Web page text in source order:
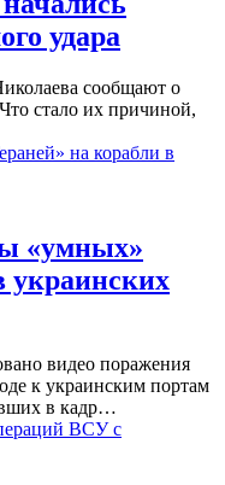
удара
сообщают о
стало их причиной,
на корабли в
«умных»
украинских
видео поражения
к украинским портам
в кадр…
ВСУ с